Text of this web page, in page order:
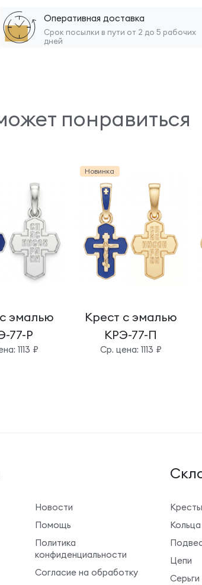
Оперативная доставка
Срок посылки в пути от 2 до 5 рабочих
дней
понравиться
эмалью
77-Р
1113 ₽
Новинка
Крест с эмалью
КРЭ-77-П
Cр. цена: 1113 ₽
Новости
Помощь
Политика
конфиденциальности
Согласие на обработку
Кресты
Кольца
Цепи
Серьги